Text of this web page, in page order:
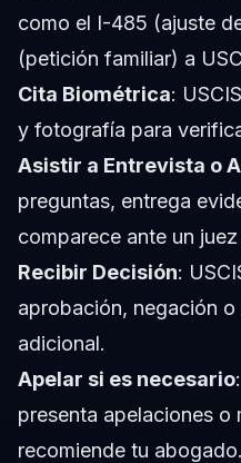
como el I-485 (ajuste
(petición familiar) a
Cita Biométrica:
y fotografía para
Asistir a Entrevista o
preguntas, entrega
comparece ante un
Recibir Decisión:
aprobación, negación
adicional.
Apelar si es necesario
presenta apelaciones o
recomiende tu abogado.